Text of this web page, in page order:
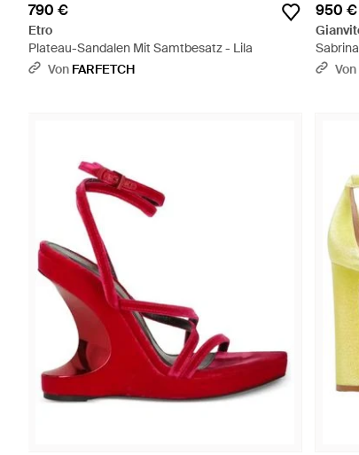
790 €
Etro
Plateau-Sandalen Mit Samtbesatz - Lila
Von FARFETCH
950 €
Von